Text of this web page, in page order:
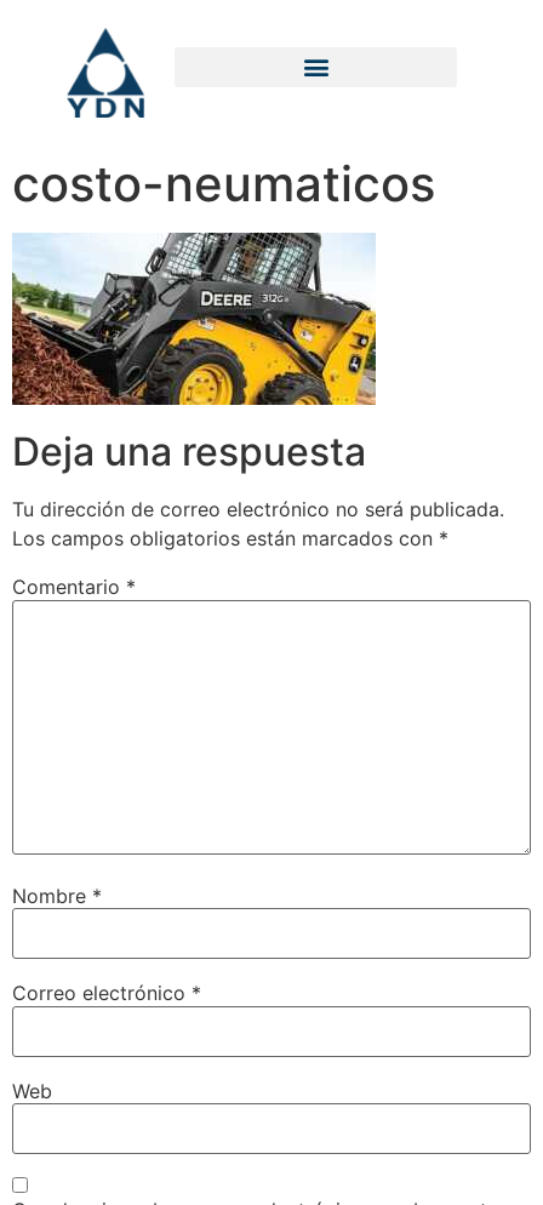
costo-neumaticos
Deja una respuesta
Tu dirección de correo electrónico no será publicada.
Los campos obligatorios están marcados con *
Comentario *
Nombre *
Correo electrónico *
Web